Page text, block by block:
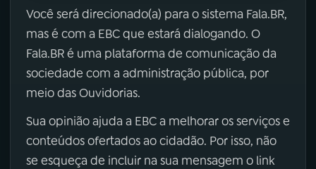
Você será direcionado(a) para o sistema Fala.BR,
mas é com a EBC que estará dialogando. O
Fala.BR é uma plataforma de comunicação da
sociedade com a administração pública, por
meio das Ouvidorias.
Sua opinião ajuda a EBC a melhorar os serviços e
conteúdos ofertados ao cidadão. Por isso, não
se esqueça de incluir na sua mensagem o link